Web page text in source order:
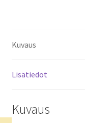
Kuvaus
Lisätiedot
Kuvaus